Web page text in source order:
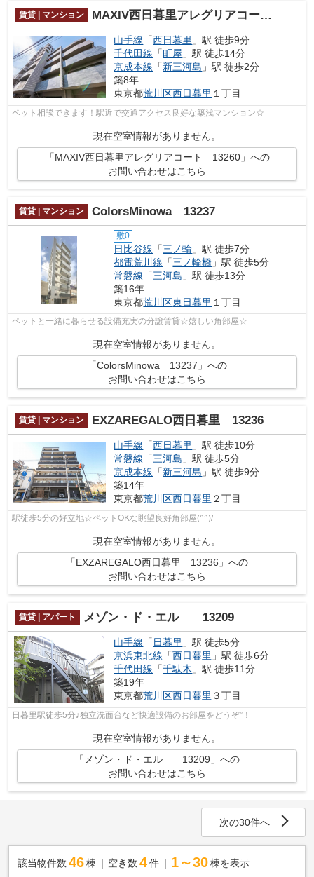
賃貸 | マンション MAXIV西日暮里アレグリアコート 13260
山手線 「西日暮里 」駅 徒歩9分
千代田線 「町屋 」駅 徒歩14分
京成本線 「新三河島 」駅 徒歩2分
築8年
東京都荒川区西日暮里 １丁目
ペット相談できます！駅近で交通アクセス良好な築浅マンション☆
現在空室情報がありません。
「MAXIV西日暮里アレグリアコート 13260」への
お問い合わせはこちら
賃貸 | マンション ColorsMinowa 13237
敷0
日比谷線 「三ノ輪 」駅 徒歩7分
都電荒川線 「三ノ輪橋 」駅 徒歩5分
常磐線 「三河島 」駅 徒歩13分
築16年
東京都荒川区東日暮里 １丁目
ペットと一緒に暮らせる設備充実の分譲賃貸☆嬉しい角部屋☆
現在空室情報がありません。
「ColorsMinowa 13237」への
お問い合わせはこちら
賃貸 | マンション EXZAREGALO西日暮里 13236
山手線 「西日暮里 」駅 徒歩10分
常磐線 「三河島 」駅 徒歩5分
京成本線 「新三河島 」駅 徒歩9分
築14年
東京都荒川区西日暮里 ２丁目
駅徒歩5分の好立地☆ペットOKな眺望良好角部屋(^^)/
現在空室情報がありません。
「EXZAREGALO西日暮里 13236」への
お問い合わせはこちら
賃貸 | アパート メゾン・ド・エル 13209
山手線 「 日暮里 」駅 徒歩5分
京浜東北線 「西日暮里 」駅 徒歩6分
千代田線 「千駄木 」駅 徒歩11分
築19年
東京都荒川区西日暮里 ３丁目
日暮里駅徒歩5分♪独立洗面台など快適設備のお部屋をどうぞ”！
現在空室情報がありません。
「メゾン・ド・エル 13209」への
お問い合わせはこちら
次の30件へ
該当物件数 46棟 空き数 4 件 1～30 棟を表示